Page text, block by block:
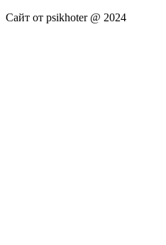
Сайт от psikhoter @ 2024